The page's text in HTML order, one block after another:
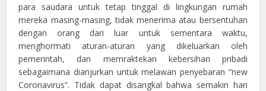
para saudara untuk tetap tinggal di lingkungan rumah
mereka masing-masing, tidak menerima atau bersentuhan
dengan orang dari luar untuk sementara waktu,
menghormati aturan-aturan yang dikeluarkan oleh
pemerintah, dan memraktekan kebersihan pribadi
sebagaimana dianjurkan untuk melawan penyebaran “new
Coronavirus”. Tidak dapat disangkal bahwa semakin hari